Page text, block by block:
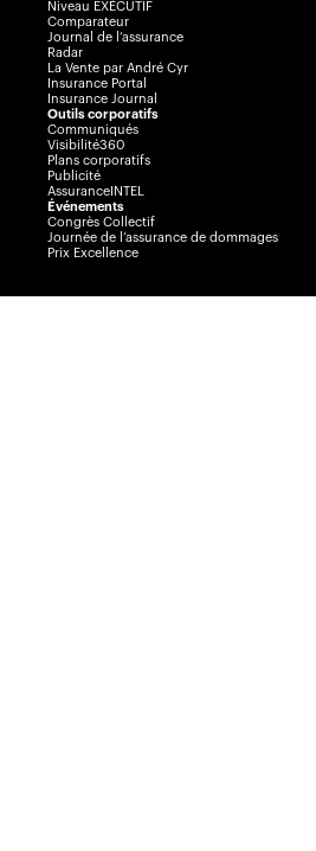
Niveau EXÉCUTIF
Comparateur
Journal de l’assurance
Radar
La Vente par André Cyr
Insurance Portal
Insurance Journal
Outils corporatifs
Communiqués
Visibilité360
Plans corporatifs
Publicité
AssuranceINTEL
Événements
Congrès Collectif
Journée de l’assurance de dommages
Prix Excellence